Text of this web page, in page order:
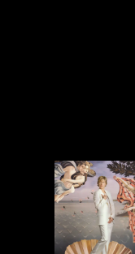
إيلين دوجينرس: ذا
بيغينينغ